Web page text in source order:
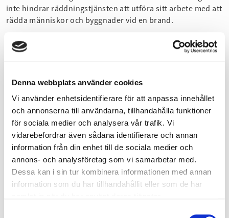
Denna webbplats använder cookies
Vi använder enhetsidentifierare för att anpassa innehållet
och annonserna till användarna, tillhandahålla funktioner
för sociala medier och analysera vår trafik. Vi
vidarebefordrar även sådana identifierare och annan
information från din enhet till de sociala medier och
annons- och analysföretag som vi samarbetar med.
Dessa kan i sin tur kombinera informationen med annan
information som du har tillhandahållit eller som de har
inte hindrar räddningstjänsten att utföra sitt arbete med att
rädda människor och byggnader vid en brand.
I dokumentet nedan kan du som har en uteservering läsa
mer om hur du skapar en trevlig utemiljö utan att påverka
det planerade brandskyddet.